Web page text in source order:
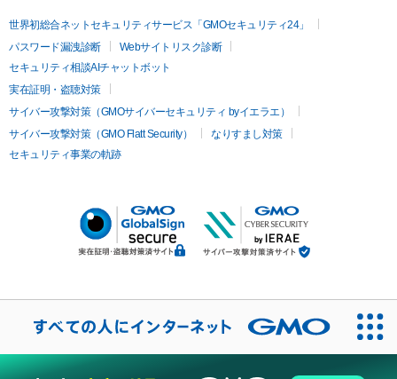
世界初総合ネットセキュリティサービス「GMOセキュリティ24」
パスワード漏洩診断
Webサイトリスク診断
セキュリティ相談AIチャットボット
実在証明・盗聴対策
サイバー攻撃対策（GMOサイバーセキュリティ byイエラエ）
サイバー攻撃対策（GMO Flatt Security）
なりすまし対策
セキュリティ事業の軌跡